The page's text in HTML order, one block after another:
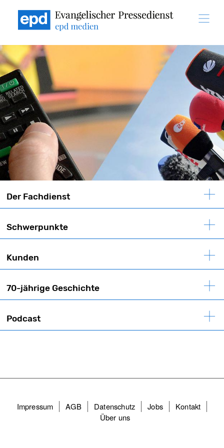
zum
Der Fachdienst
Schwerpunkte
Kunden
70-jährige Geschichte
Podcast
Fußzeilenmenü
Impressum AGB Datenschutz Jobs
Kontakt
Über uns